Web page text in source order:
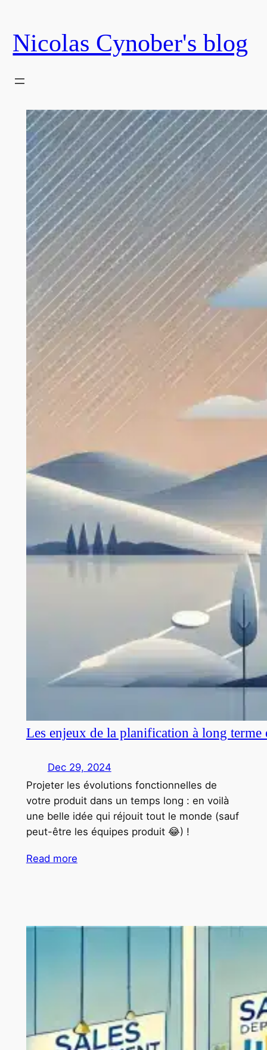
content
Nicolas Cynober's blog
Les enjeux de la planification à long terme
Dec 29, 2024
Projeter les évolutions fonctionnelles de
votre produit dans un temps long : en voilà
une belle idée qui réjouit tout le monde (sauf
peut-être les équipes produit 😂) !
Read more